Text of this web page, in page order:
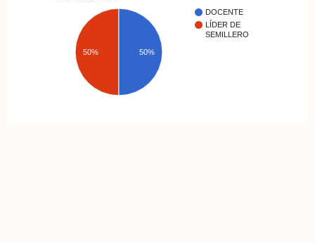
DOCENTE
LÍDER DE
SEMILLERO
50% 50%